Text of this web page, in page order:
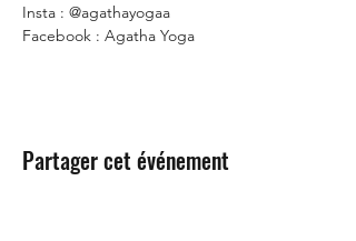
Insta : @agathayogaa
Facebook : Agatha Yoga
Partager cet événement